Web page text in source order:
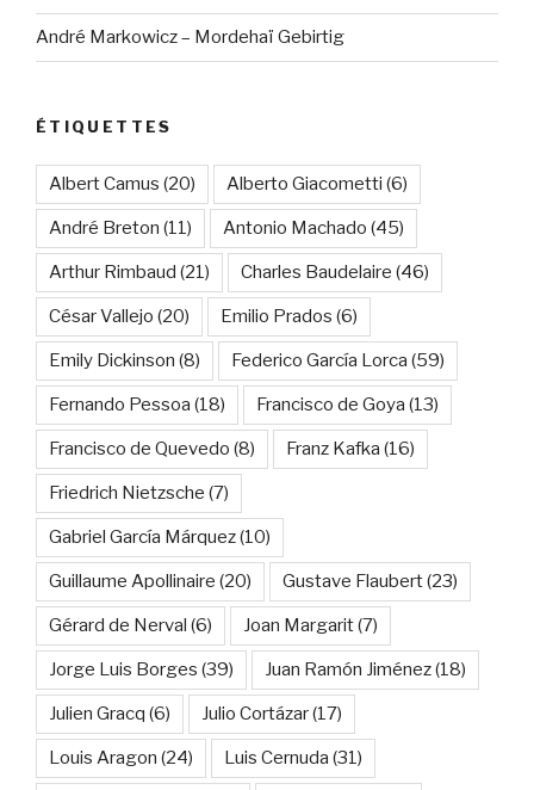
André Markowicz – Mordehaï Gebirtig
ÉTIQUETTES
Albert Camus (20) Alberto Giacometti (6)
André Breton (11) Antonio Machado (45)
Arthur Rimbaud (21) Charles Baudelaire (46)
César Vallejo (20) Emilio Prados (6)
Emily Dickinson (8) Federico García Lorca (59)
Fernando Pessoa (18) Francisco de Goya (13)
Francisco de Quevedo (8) Franz Kafka (16)
Friedrich Nietzsche (7)
Gabriel García Márquez(10)
Guillaume Apollinaire (20) Gustave Flaubert(23)
Gérard de Nerval (6) Joan Margarit(7)
Jorge Luis Borges (39) Juan Ramón Jiménez(18)
Julien Gracq (6) Julio Cortázar(17)
Louis Aragon (24) Luis Cernuda (31)